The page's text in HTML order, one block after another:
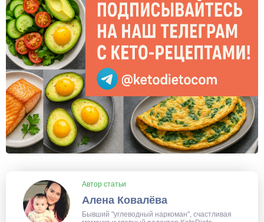
Автор статьи
Алена Ковалёва
Бывший "углеводный наркоман", счастливая